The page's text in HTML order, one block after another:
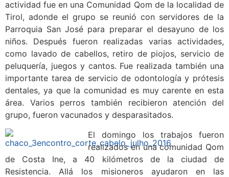
actividad fue en una Comunidad Qom de la localidad de
Tirol, adonde el grupo se reunió con servidores de la
Parroquia San José para preparar el desayuno de los
niños. Después fueron realizadas varias actividades,
como lavado de cabellos, retiro de piojos, servicio de
peluquería, juegos y cantos. Fue realizada también una
importante tarea de servicio de odontología y prótesis
dentales, ya que la comunidad es muy carente en esta
área. Varios perros también recibieron atención del
grupo, fueron vacunados y desparasitados.
El domingo los trabajos fueron
realizados en una comunidad Qom
de Costa Ine, a 40 kilómetros de la ciudad de
Resistencia. Allá los misioneros ayudaron en las